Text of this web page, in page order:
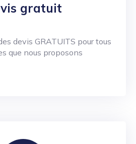
gratuit
devis GRATUITS pour tous
que nous proposons